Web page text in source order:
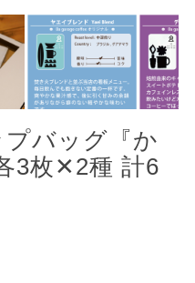
プバッグ『か
3枚✕2種 計6